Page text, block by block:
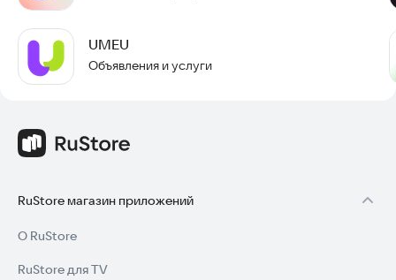
UMEU
Объявления и услуги
RuStore магазин приложений
О RuStore
RuStore для TV